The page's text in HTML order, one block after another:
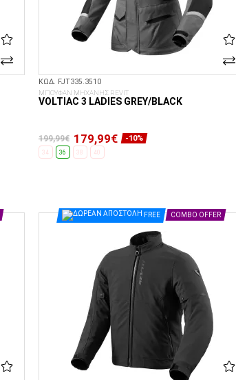
ΚΩΔ. FJT335.3510
ΜΠΟΥΦΑΝ ΜΗΧΑΝΗΣ REVIT
VOLTIAC 3 LADIES GREY/BLACK
199,99€ 179,99€ -10%
34 36 38 40
FREE COMBO OFFER